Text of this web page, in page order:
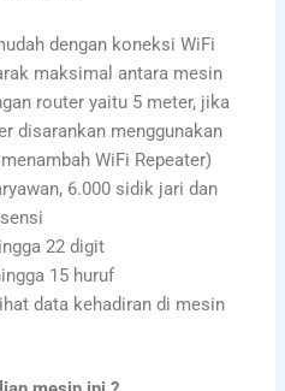
dengan koneksi WiFi
maksimal antara mesin
router yaitu 5 meter, jika
disarankan menggunakan
WiFi Repeater)
6.000 sidik jari dan
22 digit
15 huruf
data kehadiran di mesin